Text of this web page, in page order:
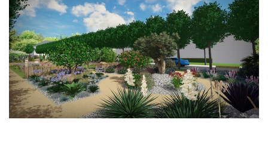
Jardins Hôpital Civil à Strasbourg 3